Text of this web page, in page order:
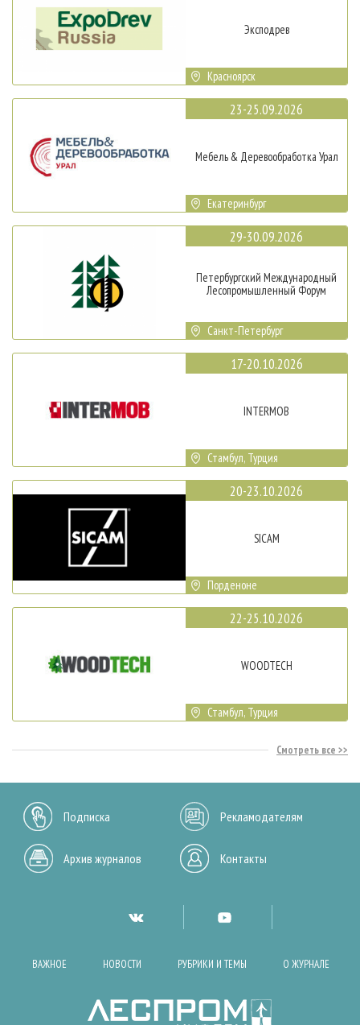
Эксподрев
Красноярск
23-25.09.2026
Мебель & Деревообработка Урал
Екатеринбург
29-30.09.2026
Петербургский Международный
Лесопромышленный Форум
Санкт-Петербург
17-20.10.2026
INTERMOB
Стамбул, Турция
20-23.10.2026
SICAM
Порденоне
22-25.10.2026
WOODTECH
Стамбул, Турция
Смотреть все
Подписка Рекламодателям
Архив журналов Контакты
ВАЖНОЕ НОВОСТИ РУБРИКИ И ТЕМЫ О ЖУРНАЛЕ